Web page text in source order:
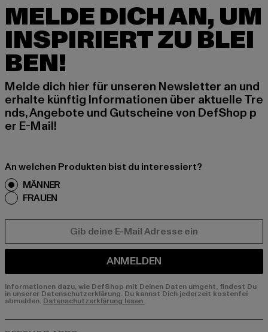
MELDE DICH AN, UM
INSPIRIERT ZU BLEI
BEN!
Melde dich hier für unseren Newsletter an und
erhalte künftig Informationen über aktuelle Tre
nds, Angebote und Gutscheine von DefShop p
er E-Mail!
An welchen Produkten bist du interessiert?
MÄNNER
FRAUEN
ANMELDEN
Informationen dazu, wie DefShop mit Deinen Daten umgeht, findest Du
in unserer Datenschutzerklärung. Du kannst Dich jederzeit kostenfei
abmelden. Datenschutzerklärung lesen.